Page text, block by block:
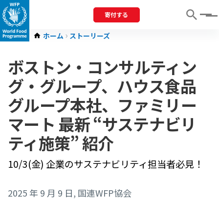
寄付する Menu
ホーム ストーリーズ
ボストン・コンサルティン
グ・グループ、ハウス食品
グループ本社、ファミリー
マート 最新 “サステナビリ
ティ施策” 紹介
10/3(金) 企業のサステナビリティ担当者必見！
2025 年 9 月 9 日, 国連WFP協会